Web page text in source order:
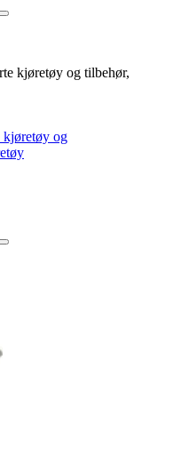
kjøretøy og tilbehør,
kjøretøy og